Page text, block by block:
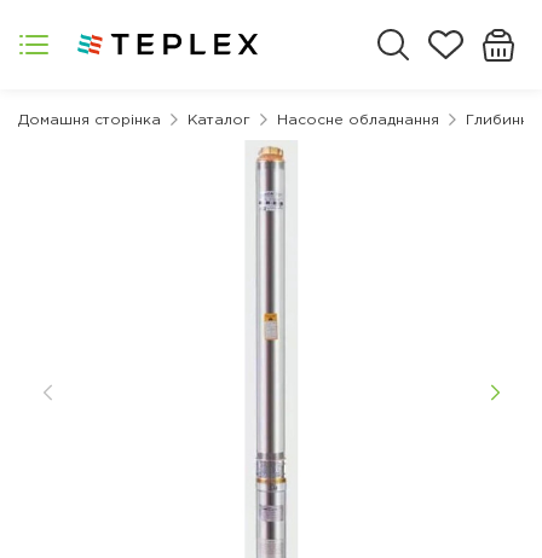
Домашня сторінка Каталог Насосне обладнання Глибинні